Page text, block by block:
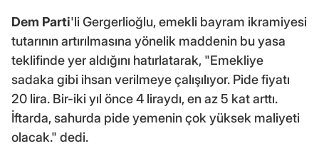
Dem Parti'li Gergerlioğlu, emekli bayram ikramiyesi
tutarının artırılmasına yönelik maddenin bu yasa
teklifinde yer aldığını hatırlatarak, "Emekliye
sadaka gibi ihsan verilmeye çalışılıyor. Pide fiyatı
20 lira. Bir-iki yıl önce 4 liraydı, en az 5 kat arttı.
İftarda, sahurda pide yemenin çok yüksek maliyeti
olacak." dedi.